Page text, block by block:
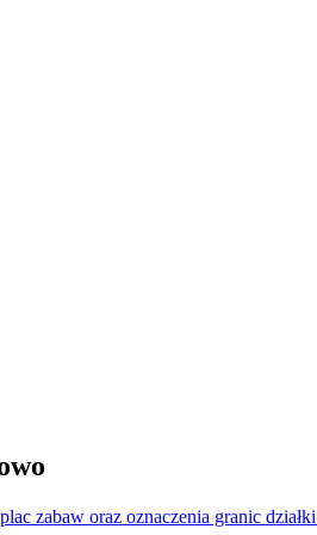
zabaw oraz oznaczenia granic